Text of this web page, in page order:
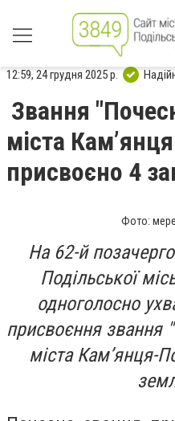
12:59, 24 грудня 2025 р.
Звання
міста
присвоєно 4
Фото:
На 62-й
Подільської
одноголосно
присвоєння звання
міста Кам’янця-